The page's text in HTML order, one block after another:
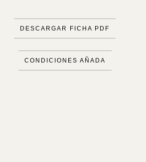
DESCARGAR FICHA PDF
CONDICIONES AÑADA